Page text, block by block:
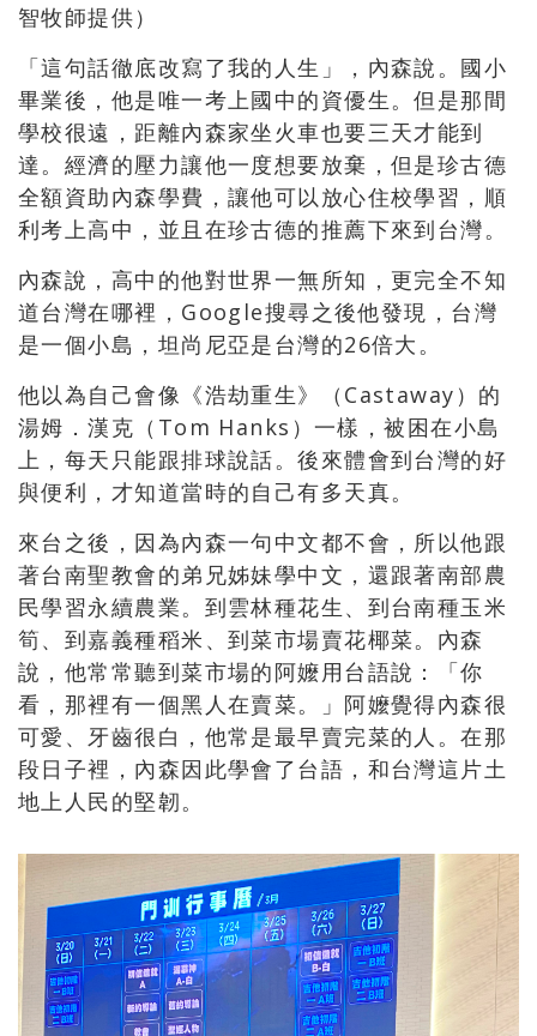
智牧師提供）
「這句話徹底改寫了我的人生」，內森說。國小
畢業後，他是唯一考上國中的資優生。但是那間
學校很遠，距離內森家坐火車也要三天才能到
達。經濟的壓力讓他一度想要放棄，但是珍古德
全額資助內森學費，讓他可以放心住校學習，順
利考上高中，並且在珍古德的推薦下來到台灣。
內森說，高中的他對世界一無所知，更完全不知
道台灣在哪裡，Google搜尋之後他發現，台灣
是一個小島，坦尚尼亞是台灣的26倍大。
他以為自己會像《浩劫重生》（Castaway）的
湯姆．漢克（Tom Hanks）一樣，被困在小島
上，每天只能跟排球說話。後來體會到台灣的好
與便利，才知道當時的自己有多天真。
來台之後，因為內森一句中文都不會，所以他跟
著台南聖教會的弟兄姊妹學中文，還跟著南部農
民學習永續農業。到雲林種花生、到台南種玉米
筍、到嘉義種稻米、到菜市場賣花椰菜。內森
說，他常常聽到菜市場的阿嬤用台語說：「你
看，那裡有一個黑人在賣菜。」阿嬤覺得內森很
可愛、牙齒很白，他常是最早賣完菜的人。在那
段日子裡，內森因此學會了台語，和台灣這片土
地上人民的堅韌。